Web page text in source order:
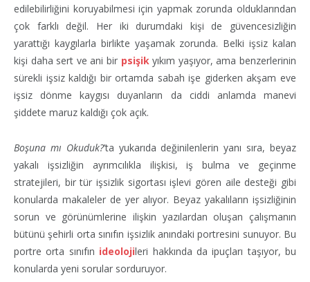
edilebilirliğini koruyabilmesi için yapmak zorunda olduklarından
çok farklı değil. Her iki durumdaki kişi de güvencesizliğin
yarattığı kaygılarla birlikte yaşamak zorunda. Belki işsiz kalan
kişi daha sert ve ani bir psişikyıkım yaşıyor, ama benzerlerinin
sürekli işsiz kaldığı bir ortamda sabah işe giderken akşam eve
işsiz dönme kaygısı duyanların da ciddi anlamda manevi
şiddete maruz kaldığı çok açık.
Boşuna mı Okuduk?’ta yukarıda değinilenlerin yanı sıra, beyaz
yakalı işsizliğin ayrımcılıkla ilişkisi, iş bulma ve geçinme
stratejileri, bir tür işsizlik sigortası işlevi gören aile desteği gibi
konularda makaleler de yer alıyor. Beyaz yakalıların işsizliğinin
sorun ve görünümlerine ilişkin yazılardan oluşan çalışmanın
bütünü şehirli orta sınıfın işsizlik anındaki portresini sunuyor. Bu
portre orta sınıfın ideolojileri hakkında da ipuçları taşıyor, bu
konularda yeni sorular sorduruyor.